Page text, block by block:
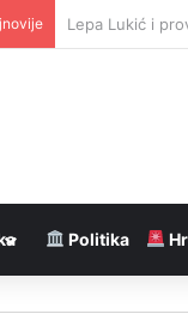
Strijelac,
Politika